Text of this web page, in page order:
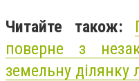
Читайте також:
поверне з
земельну ділянку